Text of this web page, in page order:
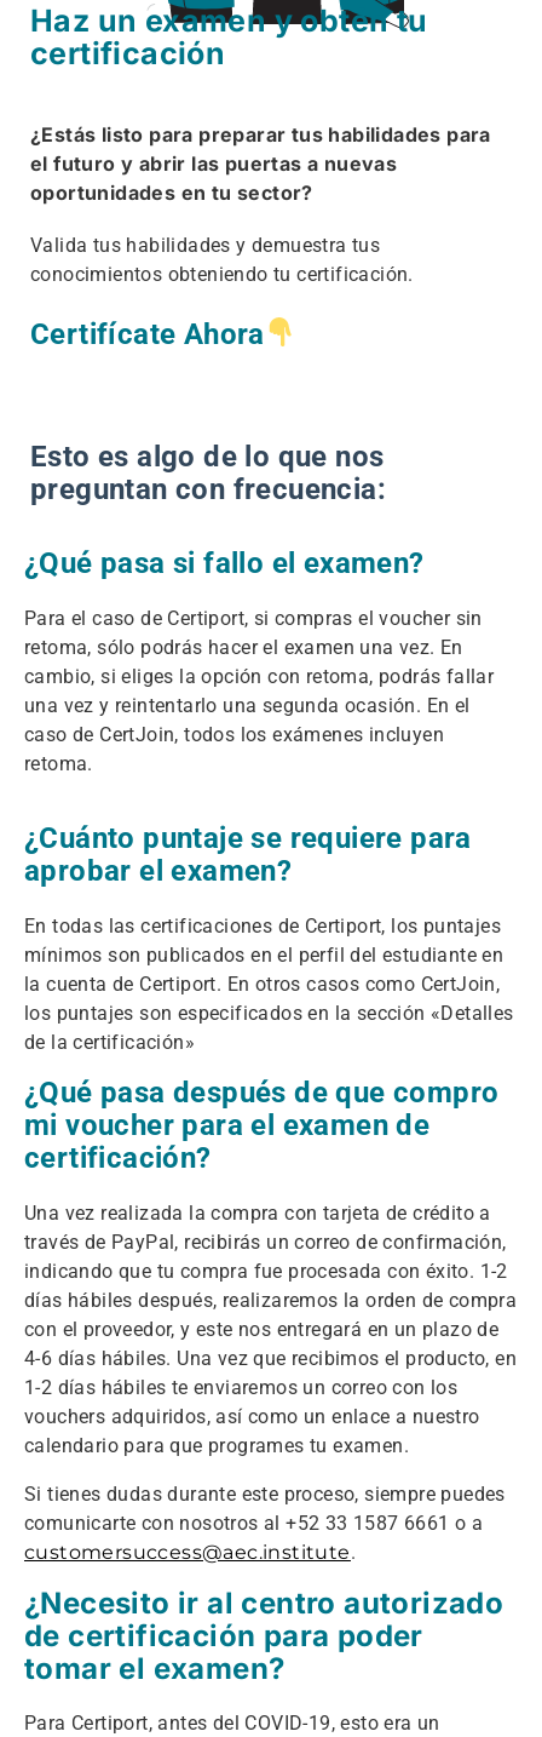
Haz un examen y obtén tu
certificación
¿Estás listo para preparar tus habilidades para
el futuro y abrir las puertas a nuevas
oportunidades en tu sector?
Valida tus habilidades y demuestra tus
conocimientos obteniendo tu certificación.
Certifícate Ahora
Esto es algo de lo que nos
preguntan con frecuencia:
¿Qué pasa si fallo el examen?
Para el caso de Certiport, si compras el voucher sin
retoma, sólo podrás hacer el examen una vez. En
cambio, si eliges la opción con retoma, podrás fallar
una vez y reintentarlo una segunda ocasión. En el
caso de CertJoin, todos los exámenes incluyen
retoma.
¿Cuánto puntaje se requiere para
aprobar el examen?
En todas las certificaciones de Certiport, los puntajes
mínimos son publicados en el perfil del estudiante en
la cuenta de Certiport. En otros casos como CertJoin,
los puntajes son especificados en la sección «Detalles
de la certificación»
¿Qué pasa después de que compro
mi voucher para el examen de
certificación?
Una vez realizada la compra con tarjeta de crédito a
través de PayPal, recibirás un correo de confirmación,
indicando que tu compra fue procesada con éxito. 1-2
días hábiles después, realizaremos la orden de compra
con el proveedor, y este nos entregará en un plazo de
4-6 días hábiles. Una vez que recibimos el producto, en
1-2 días hábiles te enviaremos un correo con los
vouchers adquiridos, así como un enlace a nuestro
calendario para que programes tu examen.
Si tienes dudas durante este proceso, siempre puedes
comunicarte con nosotros al +52 33 1587 6661 o a
customersuccess@aec.institute.
¿Necesito ir al centro autorizado
de certificación para poder
tomar el examen?
Para Certiport, antes del COVID-19, esto era un